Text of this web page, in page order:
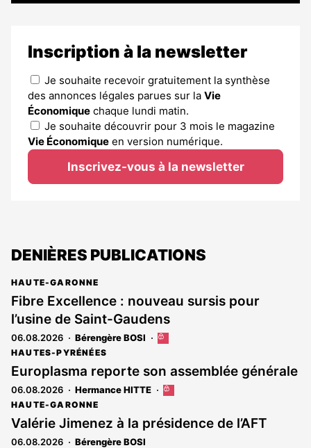
Inscription à la newsletter
Je souhaite recevoir gratuitement la synthèse
des annonces légales parues sur la Vie
Économique chaque lundi matin.
Je souhaite découvrir pour 3 mois le magazine
Vie Économique en version numérique.
Inscrivez-vous à la newsletter
DENIÈRES PUBLICATIONS
HAUTE-GARONNE
Fibre Excellence : nouveau sursis pour
l’usine de Saint-Gaudens
06.08.2026 Bérengère BOSI
Cet
réservé
aux
HAUTES-PYRÉNÉES
Europlasma reporte son assemblée générale
06.08.2026 Hermance HITTE
Cet
est
réservé
HAUTE-GARONNE
Valérie Jimenez à la présidence de l’AFT
06.08.2026 Bérengère BOSI